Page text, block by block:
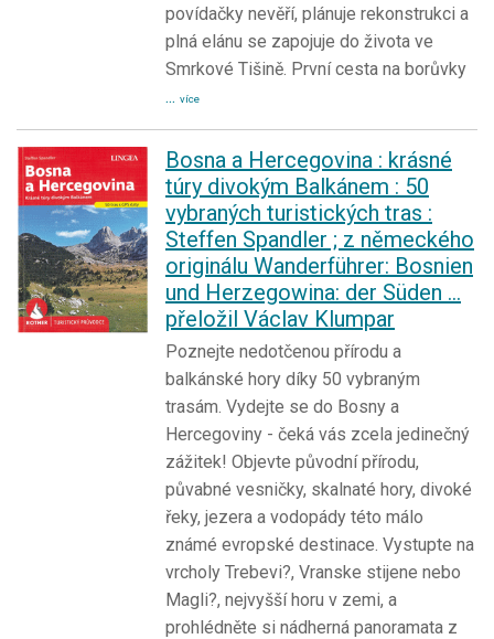
povídačky nevěří, plánuje rekonstrukci a
plná elánu se zapojuje do života ve
Smrkové Tišině. První cesta na borůvky
... více
Bosna a Hercegovina : krásné
túry divokým Balkánem : 50
vybraných turistických tras :
Steffen Spandler ; z německého
originálu Wanderführer: Bosnien
und Herzegowina: der Süden ...
přeložil Václav Klumpar
Poznejte nedotčenou přírodu a
balkánské hory díky 50 vybraným
trasám. Vydejte se do Bosny a
Hercegoviny - čeká vás zcela jedinečný
zážitek! Objevte původní přírodu,
půvabné vesničky, skalnaté hory, divoké
řeky, jezera a vodopády této málo
známé evropské destinace. Vystupte na
vrcholy Trebevi?, Vranske stijene nebo
Magli?, nejvyšší horu v zemi, a
prohlédněte si nádherná panoramata z